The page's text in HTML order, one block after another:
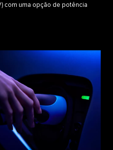
com uma opção de potência